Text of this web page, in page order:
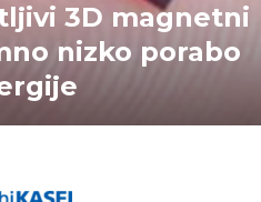
3D magnetni
nizko porabo